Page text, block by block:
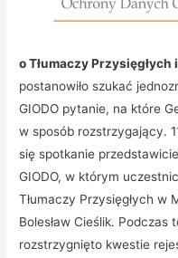
o Tłumaczy
postanowiło szukać
GIODO pytanie, na które
w sposób rozstrzygający.
się spotkanie
GIODO, w którym
Tłumaczy Przysięgłych w
Bolesław Cieślik.
rozstrzygnięto kwestie